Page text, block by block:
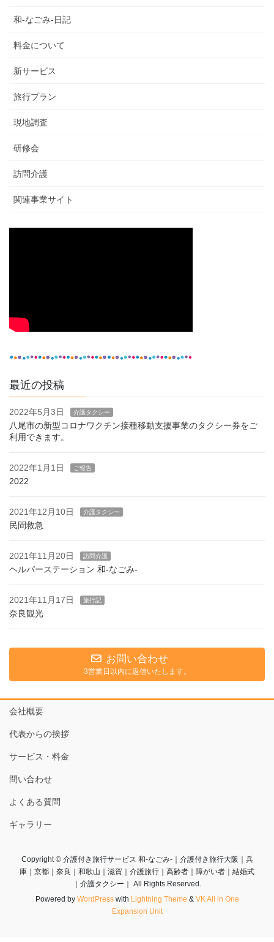
和-なごみ-日記
料金について
新サービス
旅行プラン
現地調査
研修会
訪問介護
関連事業サイト
最近の投稿
2022年5月3日 介護タクシー
八尾市の新型コロナワクチン接種移動支援事業のタクシー券をご
利用できます。
2022年1月1日 ご報告
2022
2021年12月10日 介護タクシー
民間救急
2021年11月20日 訪問介護
ヘルパーステーション 和-なごみ-
2021年11月17日 旅行記
奈良観光
お問い合わせ
3営業日以内に返信いたします。
会社概要
代表からの挨拶
サービス・料金
問い合わせ
よくある質問
ギャラリー
Copyright © 介護付き旅行サービス 和-なごみ-｜介護付き旅行大阪｜兵
庫｜京都｜奈良｜和歌山｜滋賀｜介護旅行｜高齢者｜障がい者｜結婚式
｜介護タクシー｜ All Rights Reserved.
Powered by WordPresswith Lightning Theme & VK All in One
Expansion Unit